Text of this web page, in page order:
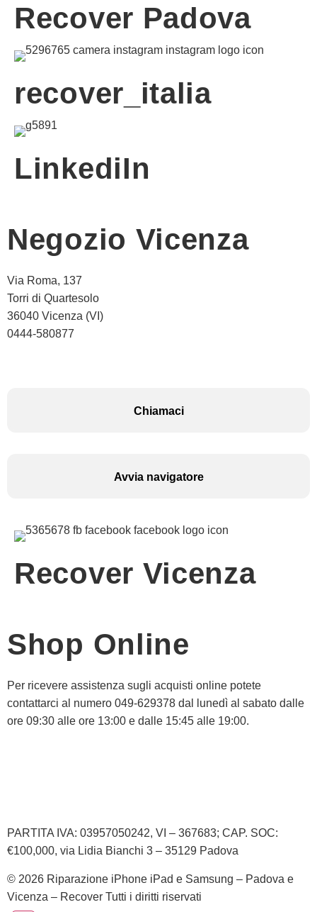
Recover Padova
recover_italia
LinkediIn
Negozio Vicenza
Via Roma, 137
Torri di Quartesolo
36040 Vicenza (VI)
0444-580877
Chiamaci
Avvia navigatore
Recover Vicenza
Shop Online
Per ricevere assistenza sugli acquisti online potete
contattarci al numero 049-629378 dal lunedì al sabato dalle
ore 09:30 alle ore 13:00 e dalle 15:45 alle 19:00.
PARTITA IVA: 03957050242, VI – 367683; CAP. SOC:
€100,000, via Lidia Bianchi 3 – 35129 Padova
© 2026 Riparazione iPhone iPad e Samsung – Padova e
Vicenza – Recover Tutti i diritti riservati